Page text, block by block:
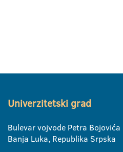
Univerzitetski grad
Bulevar vojvode Petra Bojovića
Banja Luka, Republika Srpska